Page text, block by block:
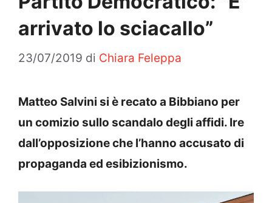
arrivato lo sciacallo”
23/07/2019 di Chiara Feleppa
Matteo Salvini si è recato a Bibbiano per
un comizio sullo scandalo degli affidi. Ire
dall’opposizione che l’hanno accusato di
propaganda ed esibizionismo.